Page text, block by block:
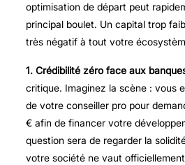
optimisation de départ peut
principal boulet. Un capital trop
très négatif à tout votre
1. Crédibilité zéro face aux
critique. Imaginez la scène : vous
de votre conseiller pro pour
€ afin de financer votre
question sera de regarder la
votre société ne vaut